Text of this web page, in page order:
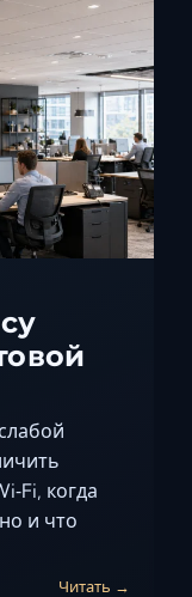
Камышин
Каспийск
Керчь
Кисловодск
Краснодар
Магас
Майкоп
Нальчик
Пятигорск
Сочи
когда
и что
Читать →